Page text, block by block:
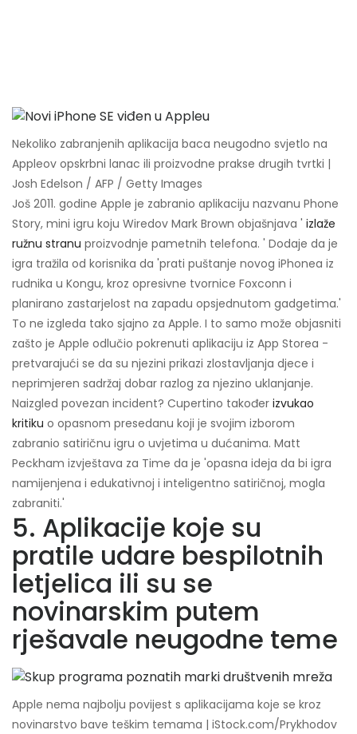
Nekoliko zabranjenih aplikacija baca neugodno svjetlo na
Appleov opskrbni lanac ili proizvodne prakse drugih tvrtki |
Josh Edelson / AFP / Getty Images
Još 2011. godine Apple je zabranio aplikaciju nazvanu Phone
Story, mini igru ​​koju Wiredov Mark Brown objašnjava ' izlaže
ružnu stranu proizvodnje pametnih telefona. ' Dodaje da je
igra tražila od korisnika da 'prati puštanje novog iPhonea iz
rudnika u Kongu, kroz opresivne tvornice Foxconn i
planirano zastarjelost na zapadu opsjednutom gadgetima.'
To ne izgleda tako sjajno za Apple. I to samo može objasniti
zašto je Apple odlučio pokrenuti aplikaciju iz App Storea -
pretvarajući se da su njezini prikazi zlostavljanja djece i
neprimjeren sadržaj dobar razlog za njezino uklanjanje.
Naizgled povezan incident? Cupertino također izvukao
kritiku o opasnom presedanu koji je svojim izborom
zabranio satiričnu igru ​​o uvjetima u dućanima. Matt
Peckham izvještava za Time da je 'opasna ideja da bi igra
namijenjena i edukativnoj i inteligentno satiričnoj, mogla
zabraniti.'
5. Aplikacije koje su
pratile udare bespilotnih
letjelica ili su se
novinarskim putem
rješavale neugodne teme
Apple nema najbolju povijest s aplikacijama koje se kroz
novinarstvo bave teškim temama | iStock.com/Prykhodov